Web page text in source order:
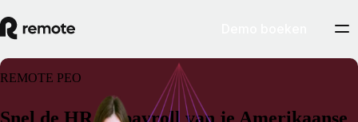
REMOTE PEO